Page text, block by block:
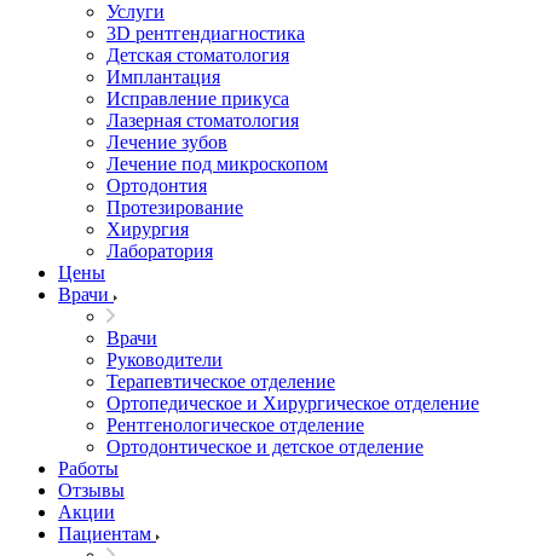
Услуги
3D рентгендиагностика
Детская стоматология
Имплантация
Исправление прикуса
Лазерная стоматология
Лечение зубов
Лечение под микроскопом
Ортодонтия
Протезирование
Хирургия
Лаборатория
Цены
Врачи
Врачи
Руководители
Терапевтическое отделение
Ортопедическое и Хирургическое отделение
Рентгенологическое отделение
Ортодонтическое и детское отделение
Работы
Отзывы
Акции
Пациентам